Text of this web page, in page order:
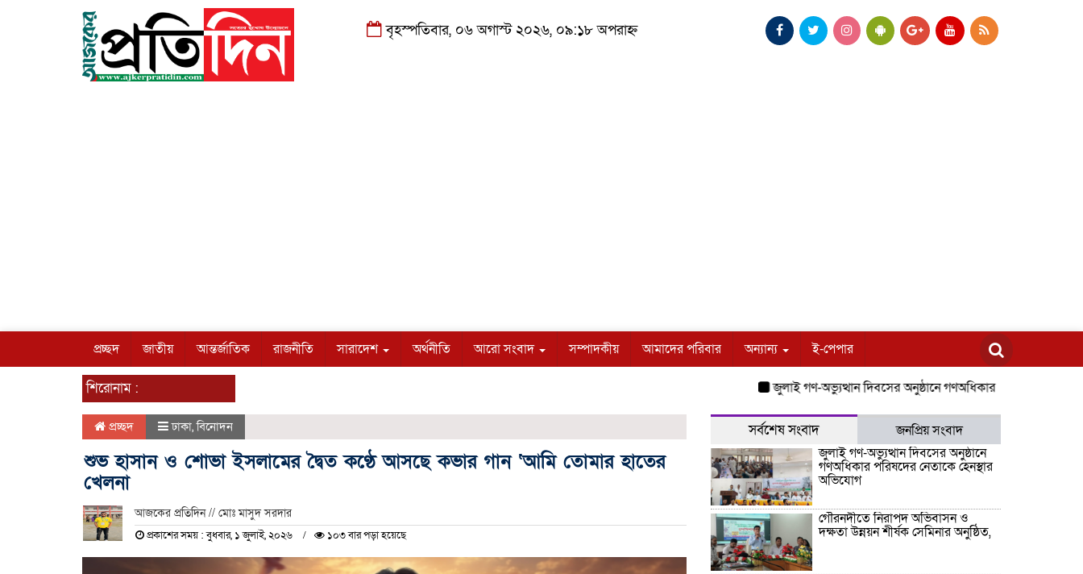
বৃহস্পতিবার, ০৬ অগাস্ট ২০২৬, ০৯:১৮ অপরাহ্ন
প্রচ্ছদ জাতীয় আন্তর্জাতিক রাজনীতি সারাদেশ অর্থনীতি আরো সংবাদ সম্পাদকীয় আমাদের পরিবার অন্যান্য ই-পেপার
শিরোনাম : জুলাই গণ-অভ্যুত্থান দিবসের অনুষ্ঠানে গণঅধিকার পরিষদের নেতাকে
প্রচ্ছদ ঢাকা,বিনোদন
শুভ হাসান ও শোভা ইসলামের দ্বৈত কণ্ঠে আসছে কভার গান ‘আমি তোমার হাতের
খেলনা
আজকের প্রতিদিন // মোঃ মাসুদ সরদার
প্রকাশের সময় : বুধবার, ১ জুলাই, ২০২৬ ১০৩ বার পড়া হয়েছে
সর্বশেষ সংবাদ
জনপ্রিয় সংবাদ
জুলাই গণ-অভ্যুত্থান দিবসের অনুষ্ঠানে
গণঅধিকার পরিষদের নেতাকে হেনস্থার
অভিযোগ
গৌরনদীতে নিরাপদ অভিবাসন ও
দক্ষতা উন্নয়ন শীর্ষক সেমিনার অনুষ্ঠিত,